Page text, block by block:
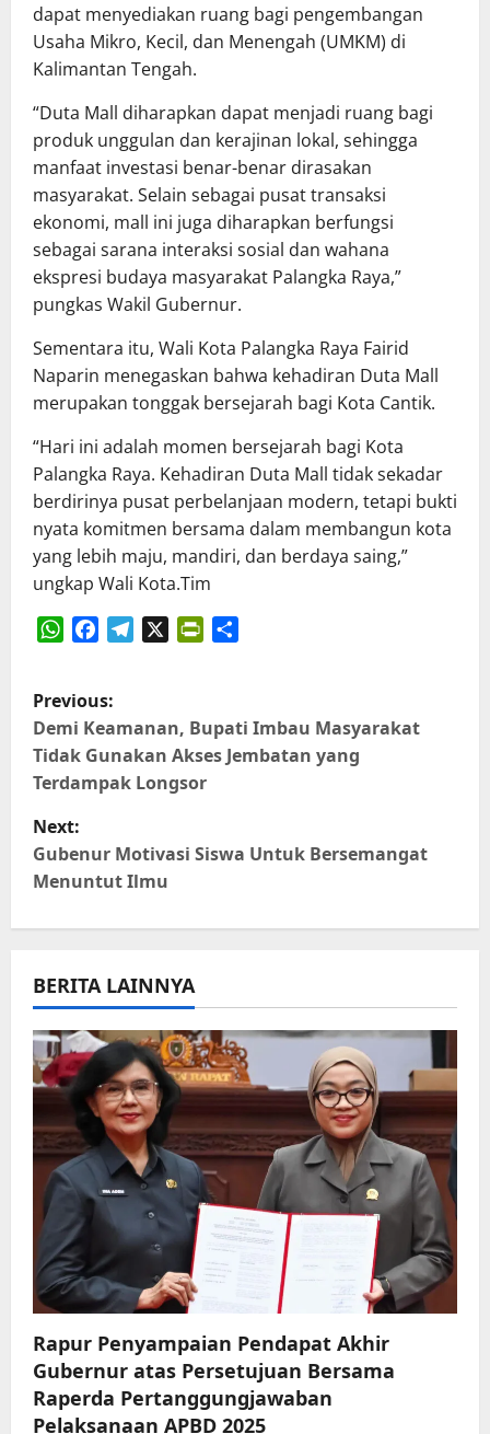
dapat menyediakan ruang bagi pengembangan
Usaha Mikro, Kecil, dan Menengah (UMKM) di
Kalimantan Tengah.
“Duta Mall diharapkan dapat menjadi ruang bagi
produk unggulan dan kerajinan lokal, sehingga
manfaat investasi benar-benar dirasakan
masyarakat. Selain sebagai pusat transaksi
ekonomi, mall ini juga diharapkan berfungsi
sebagai sarana interaksi sosial dan wahana
ekspresi budaya masyarakat Palangka Raya,”
pungkas Wakil Gubernur.
Sementara itu, Wali Kota Palangka Raya Fairid
Naparin menegaskan bahwa kehadiran Duta Mall
merupakan tonggak bersejarah bagi Kota Cantik.
“Hari ini adalah momen bersejarah bagi Kota
Palangka Raya. Kehadiran Duta Mall tidak sekadar
berdirinya pusat perbelanjaan modern, tetapi bukti
nyata komitmen bersama dalam membangun kota
yang lebih maju, mandiri, dan berdaya saing,”
ungkap Wali Kota.Tim
P
o
s
t
n
a
v
i
g
a
t
o
n
Previous:
Demi Keamanan, Bupati Imbau Masyarakat
Tidak Gunakan Akses Jembatan yang
Terdampak Longsor
Next:
Gubenur Motivasi Siswa Untuk Bersemangat
Menuntut Ilmu
BERITA LAINNYA
Rapur Penyampaian Pendapat Akhir
Gubernur atas Persetujuan Bersama
Raperda Pertanggungjawaban
Pelaksanaan APBD 2025